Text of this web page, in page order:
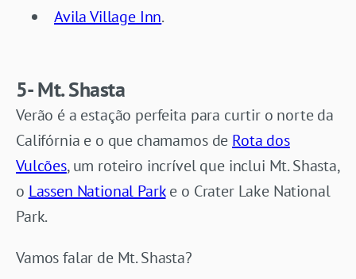
Avila Village Inn.
5- Mt. Shasta
Verão é a estação perfeita para curtir o norte da
Califórnia e o que chamamos de Rota dos
Vulcões, um roteiro incrível que inclui Mt. Shasta,
o Lassen National Parke o Crater Lake National
Park.
Vamos falar de Mt. Shasta?